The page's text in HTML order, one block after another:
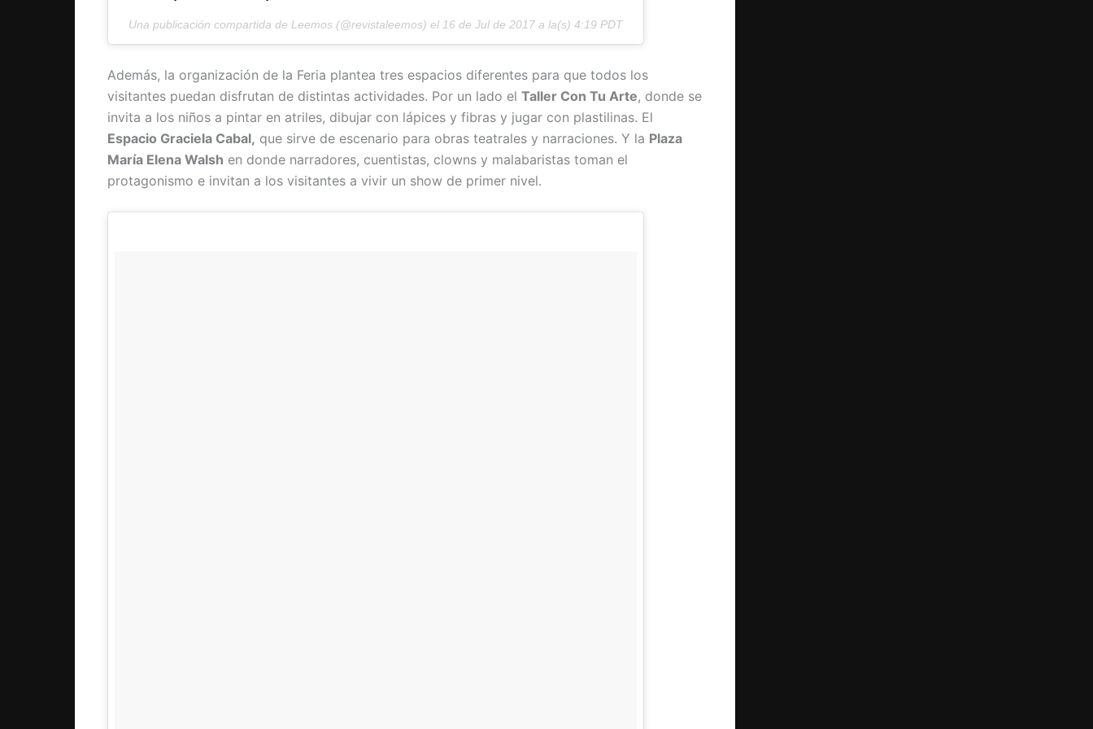
Una publicación compartida de Leemos (@revistaleemos) el 16 de Jul de 2017 a la(s) 4:19 PDT
Además, la organización de la Feria plantea tres espacios diferentes para que todos los
visitantes puedan disfrutan de distintas actividades. Por un lado el Taller Con Tu Arte, donde se
invita a los niños a pintar en atriles, dibujar con lápices y fibras y jugar con plastilinas. El
Espacio Graciela Cabal, que sirve de escenario para obras teatrales y narraciones. Y la Plaza
María Elena Walsh en donde narradores, cuentistas, clowns y malabaristas toman el
protagonismo e invitan a los visitantes a vivir un show de primer nivel.